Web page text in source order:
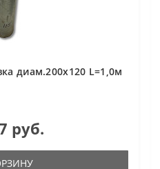
диам.200х120 L=1,0м
руб.